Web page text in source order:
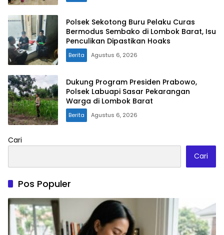
Polsek Sekotong Buru Pelaku Curas
Bermodus Sembako di Lombok Barat, Isu
Penculikan Dipastikan Hoaks
Berita Agustus 6, 2026
Dukung Program Presiden Prabowo,
Polsek Labuapi Sasar Pekarangan
Warga di Lombok Barat
Berita Agustus 6, 2026
Cari
Cari
Pos Populer